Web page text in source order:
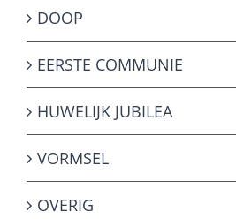
DOOP
EERSTE COMMUNIE
HUWELIJK JUBILEA
VORMSEL
OVERIG